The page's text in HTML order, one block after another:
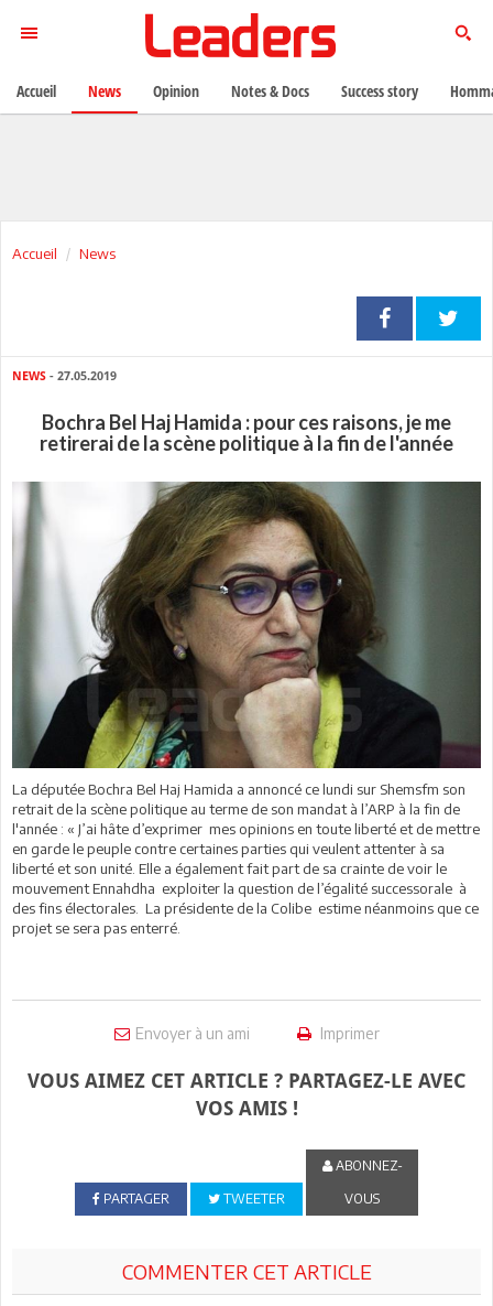
Accueil News
NEWS - 27.05.2019
Bochra Bel Haj Hamida : pour ces raisons, je me
retirerai de la scène politique à la fin de l'année
La députée Bochra Bel Haj Hamida a annoncé ce lundi sur Shemsfm son
retrait de la scène politique au terme de son mandat à l’ARP à la fin de
l'année : « J’ai hâte d’exprimer mes opinions en toute liberté et de mettre
en garde le peuple contre certaines parties qui veulent attenter à sa
liberté et son unité. Elle a également fait part de sa crainte de voir le
mouvement Ennahdha exploiter la question de l’égalité successorale à
des fins électorales. La présidente de la Colibe estime néanmoins que ce
projet se sera pas enterré.
Envoyer à un ami Imprimer
VOUS AIMEZ CET ARTICLE ? PARTAGEZ-LE AVEC
VOS AMIS !
PARTAGER TWEETER
ABONNEZ-
VOUS
COMMENTER CET ARTICLE
Accueil News Opinion Notes & Docs Success story